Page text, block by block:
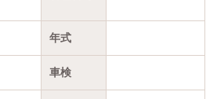
年式
車検